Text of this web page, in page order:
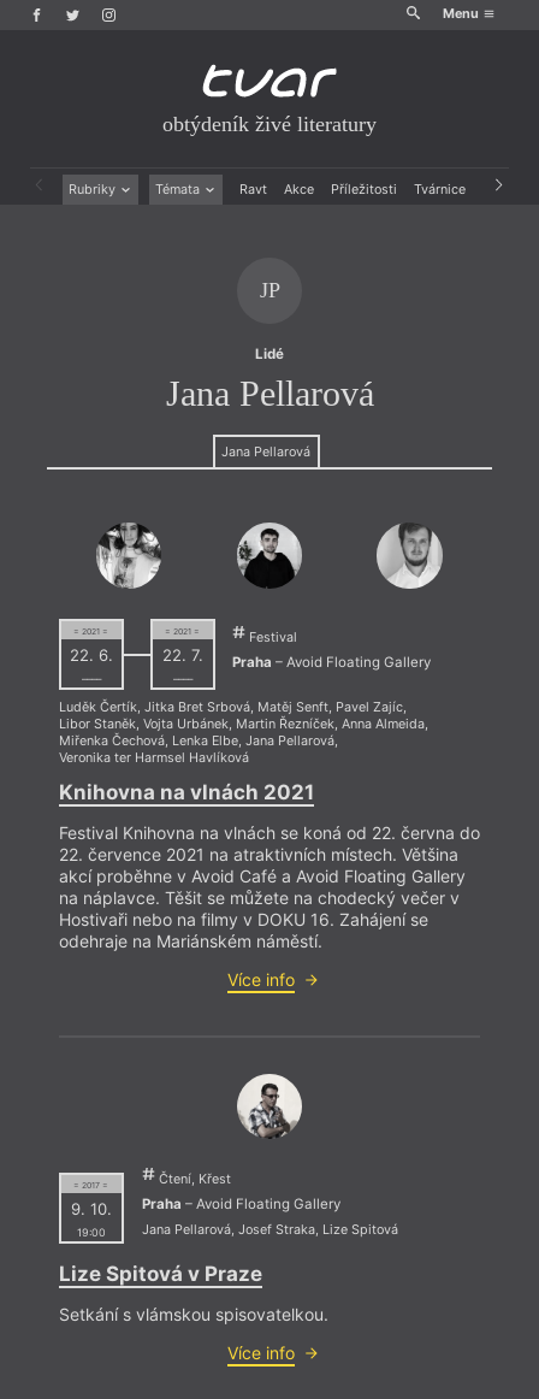
Menu
obtýdeník živé literatury
Rubriky Témata Ravt Akce Příležitosti Tvárnice Archiv
JP
Lidé
Jana Pellarová
Jana Pellarová
= 2021 =
22. 6.
––––
= 2021 =
22. 7.
––––
Festival
Praha – Avoid Floating Gallery
Luděk Čertík, Jitka Bret Srbová, Matěj Senft, Pavel Zajíc,
Libor Staněk, Vojta Urbánek, Martin Řezníček, Anna Almeida,
Miřenka Čechová, Lenka Elbe, Jana Pellarová,
Veronika ter Harmsel Havlíková
Knihovna na vlnách 2021
Festival Knihovna na vlnách se koná od 22. června do
22. července 2021 na atraktivních místech. Většina
akcí proběhne v Avoid Café a Avoid Floating Gallery
na náplavce. Těšit se můžete na chodecký večer v
Hostivaři nebo na filmy v DOKU 16. Zahájení se
odehraje na Mariánském náměstí.
Více info
= 2017 =
9. 10.
19:00
Čtení, Křest
Praha – Avoid Floating Gallery
Jana Pellarová, Josef Straka, Lize Spitová
Lize Spitová v Praze
Setkání s vlámskou spisovatelkou.
Více info